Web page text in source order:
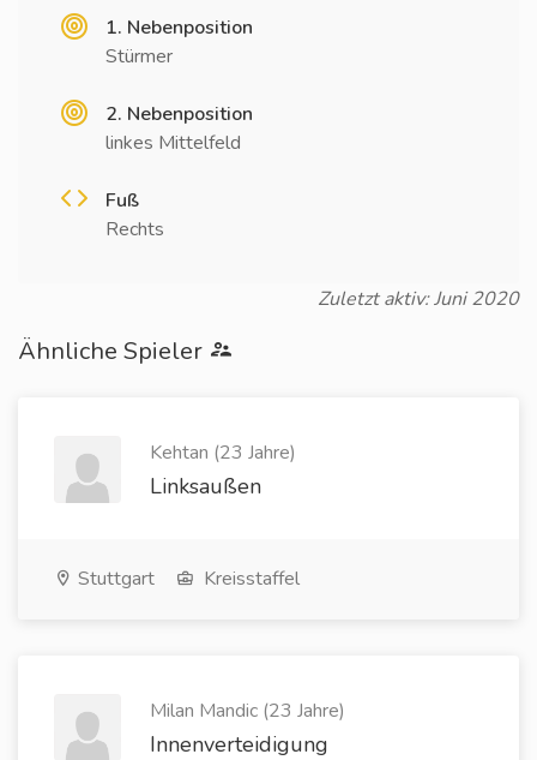
1. Nebenposition
Stürmer
2. Nebenposition
linkes Mittelfeld
Fuß
Rechts
Zuletzt aktiv: Juni 2020
Ähnliche Spieler
Kehtan (23 Jahre)
Linksaußen
Stuttgart Kreisstaffel
Milan Mandic (23 Jahre)
Innenverteidigung